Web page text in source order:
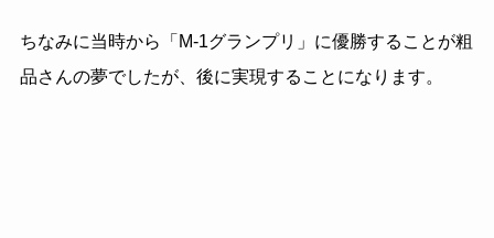
ちなみに当時から「M-1グランプリ」に優勝することが粗
品さんの夢でしたが、後に実現することになります。